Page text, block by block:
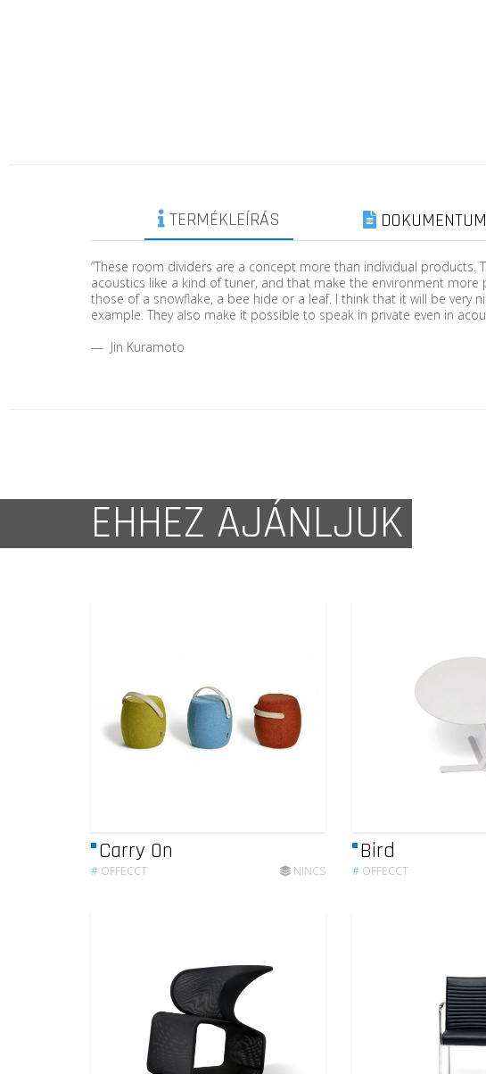
TERMÉKLEÍRÁS
“These room dividers are a concept more than individual
acoustics like a kind of tuner, and that make the environment
those of a snowflake, a bee hide or a leaf. I think that it will be very
example. They also make it possible to speak in private even in
— Jin Kuramoto
EHHEZ AJÁNLJUK
Carry On
# OFFECCT NINCS
Bird
# OFFECCT